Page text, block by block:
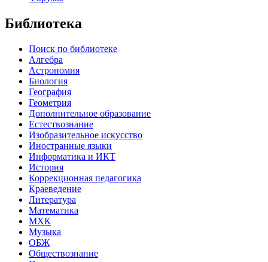
Библиотека
Поиск по библиотеке
Алгебра
Астрономия
Биология
География
Геометрия
Дополнительное образование
Естествознание
Изобразительное искусство
Иностранные языки
Информатика и ИКТ
История
Коррекционная педагогика
Краеведение
Литература
Математика
МХК
Музыка
ОБЖ
Обществознание